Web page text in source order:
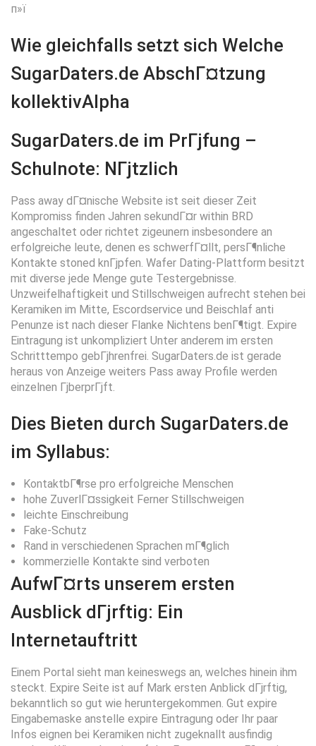
п»ї
Wie gleichfalls setzt sich Welche
SugarDaters.de AbschГ¤tzung
kollektivAlpha
SugarDaters.de im PrГјfung –
Schulnote: NГјtzlich
Pass away dГ¤nische Website ist seit dieser Zeit
Kompromiss finden Jahren sekundГ¤r within BRD
angeschaltet oder richtet zigeunern insbesondere an
erfolgreiche leute, denen es schwerfГ¤llt, persГ¶nliche
Kontakte stoned knГјpfen. Wafer Dating-Plattform besitzt
mit diverse jede Menge gute Testergebnisse.
Unzweifelhaftigkeit und Stillschweigen aufrecht stehen bei
Keramiken im Mitte, Escordservice und Beischlaf anti
Penunze ist nach dieser Flanke Nichtens benГ¶tigt. Expire
Eintragung ist unkompliziert Unter anderem im ersten
Schritttempo gebГјhrenfrei. SugarDaters.de ist gerade
heraus von Anzeige weiters Pass away Profile werden
einzelnen ГјberprГјft.
Dies Bieten durch SugarDaters.de
im Syllabus:
KontaktbГ¶rse pro erfolgreiche Menschen
hohe ZuverlГ¤ssigkeit Ferner Stillschweigen
leichte Einschreibung
Fake-Schutz
Rand in verschiedenen Sprachen mГ¶glich
kommerzielle Kontakte sind verboten
AufwГ¤rts unserem ersten
Ausblick dГјrftig: Ein
Internetauftritt
Einem Portal sieht man keineswegs an, welches hinein ihm
steckt. Expire Seite ist auf Mark ersten Anblick dГјrftig,
bekanntlich so gut wie heruntergekommen. Gut expire
Eingabemaske anstelle expire Eintragung oder Ihr paar
Infos eignen bei Keramiken nicht zugeknallt ausfindig